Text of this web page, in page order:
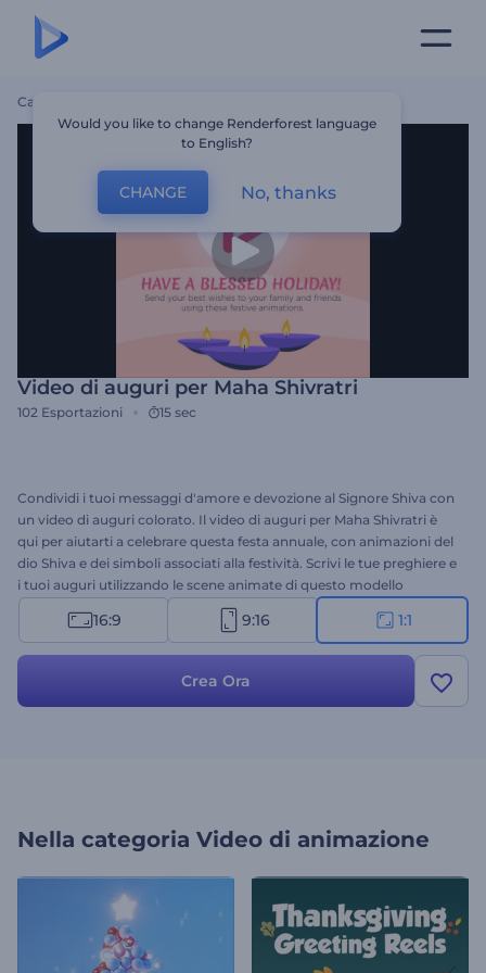
Casa
Video di auguri per Maha Shivratri
102 Esportazioni 15 sec
Condividi i tuoi messaggi d'amore e devozione al Signore Shiva con
un video di auguri colorato. Il video di auguri per Maha Shivratri è
qui per aiutarti a celebrare questa festa annuale, con animazioni del
dio Shiva e dei simboli associati alla festività. Scrivi le tue preghiere e
i tuoi auguri utilizzando le scene animate di questo modello
tematico, carica il tuo logo e ottieni un video di auguri animato
professionale in pochi clic. Perfetto per video di auguri, celebrazioni
16:9 9:16 1:1
Crea Ora
Nella categoria Video di animazione
Would you like to change Renderforest language
to English?
CHANGE No, thanks